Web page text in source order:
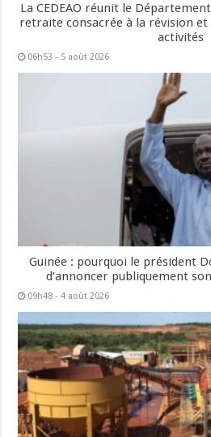
La CEDEAO réunit le
retraite consacrée à la révision
activités
06h53 - 5 août 2026
Guinée : pourquoi le président
d’annoncer publiquement
09h48 - 4 août 2026